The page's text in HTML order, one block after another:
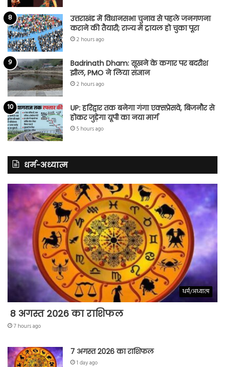
उत्तराखंड में विधानसभा चुनाव से पहले जनगणना
कराने की तैयारी; राज्य में ट्रायल हो चुका पूरा
2 hours ago
Badrinath Dham: सूखने के कगार पर बदरीश
झील, PMO ने लिया संज्ञान
2 hours ago
UP: हरिद्वार तक बनेगा गंगा एक्सप्रेसवे, बिजनौर से
होकर जुड़ेगा यूपी का नया मार्ग
5 hours ago
धर्म-अध्यात्म
धर्म/अध्यात्म
8 अगस्त 2026 का राशिफल
7 hours ago
7 अगस्त 2026 का राशिफल
1 day ago